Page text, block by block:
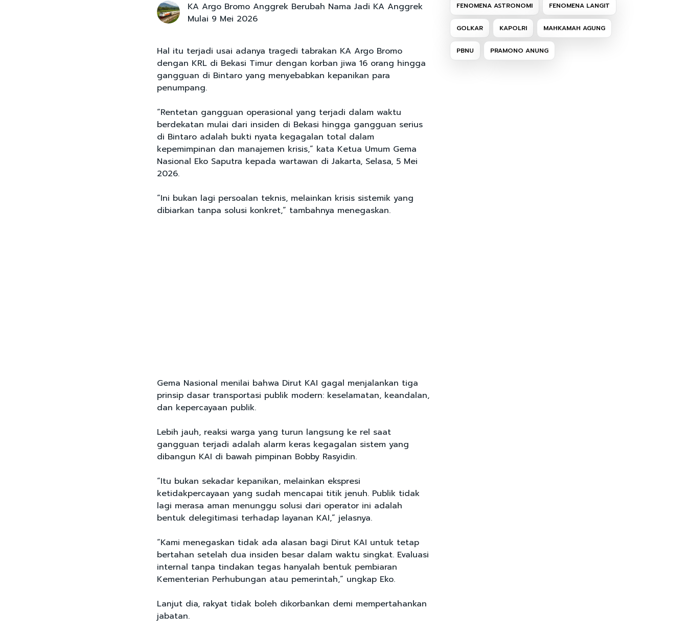
KA Argo Bromo Anggrek Berubah Nama Jadi KA Anggrek
Mulai 9 Mei 2026
Hal itu terjadi usai adanya tragedi tabrakan KA Argo Bromo
dengan KRL di Bekasi Timur dengan korban jiwa 16 orang hingga
gangguan di Bintaro yang menyebabkan kepanikan para
penumpang.
“Rentetan gangguan operasional yang terjadi dalam waktu
berdekatan mulai dari insiden di Bekasi hingga gangguan serius
di Bintaro adalah bukti nyata kegagalan total dalam
kepemimpinan dan manajemen krisis,” kata Ketua Umum Gema
Nasional Eko Saputra kepada wartawan di Jakarta, Selasa, 5 Mei
2026.
“Ini bukan lagi persoalan teknis, melainkan krisis sistemik yang
dibiarkan tanpa solusi konkret,” tambahnya menegaskan.
Gema Nasional menilai bahwa Dirut KAI gagal menjalankan tiga
prinsip dasar transportasi publik modern: keselamatan, keandalan,
dan kepercayaan publik.
Lebih jauh, reaksi warga yang turun langsung ke rel saat
gangguan terjadi adalah alarm keras kegagalan sistem yang
dibangun KAI di bawah pimpinan Bobby Rasyidin.
“Itu bukan sekadar kepanikan, melainkan ekspresi
ketidakpercayaan yang sudah mencapai titik jenuh. Publik tidak
lagi merasa aman menunggu solusi dari operator ini adalah
bentuk delegitimasi terhadap layanan KAI,” jelasnya.
“Kami menegaskan tidak ada alasan bagi Dirut KAI untuk tetap
bertahan setelah dua insiden besar dalam waktu singkat. Evaluasi
internal tanpa tindakan tegas hanyalah bentuk pembiaran
Kementerian Perhubungan atau pemerintah,” ungkap Eko.
Lanjut dia, rakyat tidak boleh dikorbankan demi mempertahankan
jabatan.
FENOMENA ASTRONOMI FENOMENA LANGIT
GOLKAR KAPOLRI MAHKAMAH AGUNG
PBNU PRAMONO ANUNG